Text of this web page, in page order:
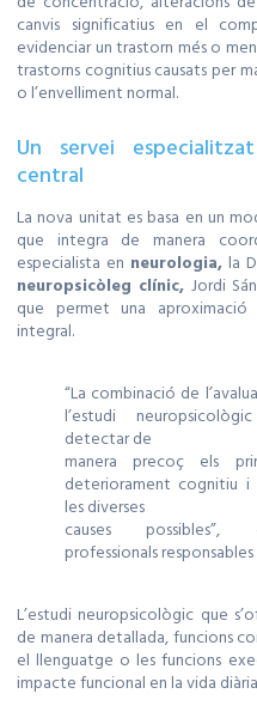
canvis significatius en el
evidenciar un trastorn més o
trastorns cognitius causats per
o l’envelliment normal.
Un servei
central
La nova unitat es basa en un
que integra de manera
especialista en neurologia, la
neuropsicòleg clínic, Jordi
que permet una
integral.
“La combinació de
l’estudi
detectar de
manera precoç els
deteriorament cognitiu i
les diverses
causes possibles”,
professionals
L’estudi neuropsicològic que
de manera detallada, funcions
el llenguatge o les funcions
impacte funcional en la vida